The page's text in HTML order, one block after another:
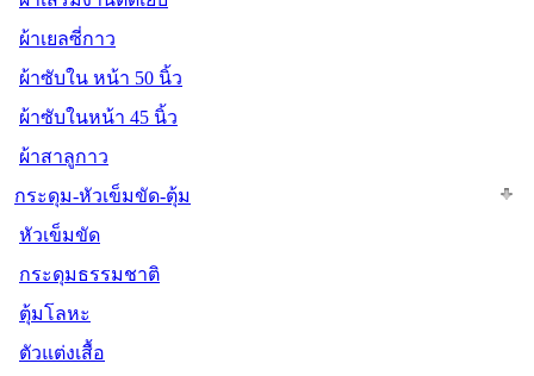
ผ้าเยลซี่กาว
ผ้าซับใน หน้า 50 นิ้ว
ผ้าซับในหน้า 45 นิ้ว
ผ้าสาลูกาว
กระดุม-หัวเข็มขัด-ตุ้ม
หัวเข็มขัด
กระดุมธรรมชาติ
ตุ้มโลหะ
ตัวแต่งเสื้อ